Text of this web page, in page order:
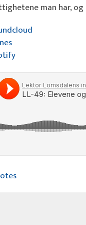
man har, og